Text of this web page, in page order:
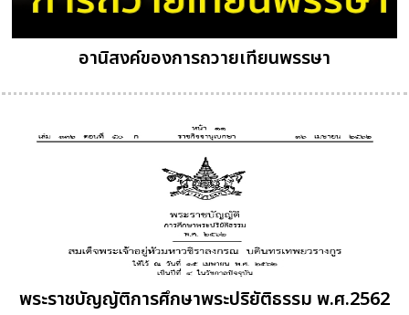
อานิสงค์ของการถวายเทียนพรรษา
พระราชบัญญัติการศึกษาพระปริยัติธรรม พ.ศ.2562